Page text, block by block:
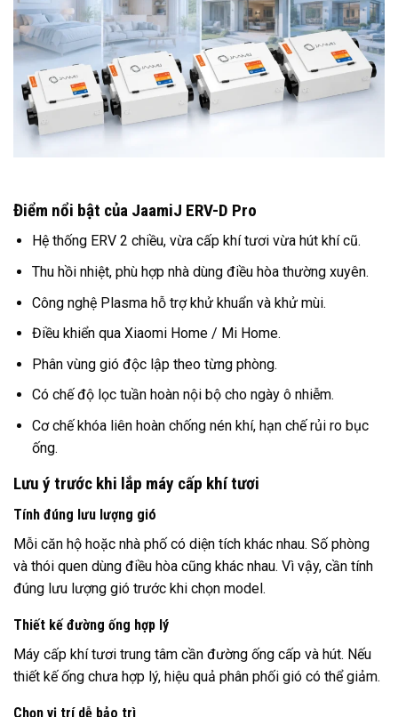
Điểm nổi bật của JaamiJ ERV-D Pro
Hệ thống ERV 2 chiều, vừa cấp khí tươi vừa hút khí cũ.
Thu hồi nhiệt, phù hợp nhà dùng điều hòa thường xuyên.
Công nghệ Plasma hỗ trợ khử khuẩn và khử mùi.
Điều khiển qua Xiaomi Home / Mi Home.
Phân vùng gió độc lập theo từng phòng.
Có chế độ lọc tuần hoàn nội bộ cho ngày ô nhiễm.
Cơ chế khóa liên hoàn chống nén khí, hạn chế rủi ro bục
ống.
Lưu ý trước khi lắp máy cấp khí tươi
Tính đúng lưu lượng gió
Mỗi căn hộ hoặc nhà phố có diện tích khác nhau. Số phòng
và thói quen dùng điều hòa cũng khác nhau. Vì vậy, cần tính
đúng lưu lượng gió trước khi chọn model.
Thiết kế đường ống hợp lý
Máy cấp khí tươi trung tâm cần đường ống cấp và hút. Nếu
thiết kế ống chưa hợp lý, hiệu quả phân phối gió có thể giảm.
Chọn vị trí dễ bảo trì